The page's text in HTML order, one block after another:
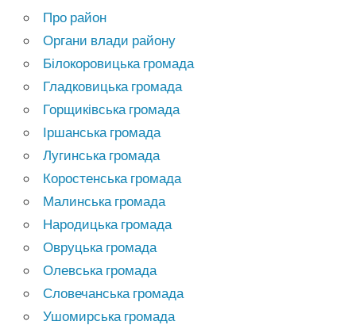
Про район
Органи влади району
Білокоровицька громада
Гладковицька громада
Горщиківська громада
Іршанська громада
Лугинська громада
Коростенська громада
Малинська громада
Народицька громада
Овруцька громада
Олевська громада
Словечанська громада
Ушомирська громада